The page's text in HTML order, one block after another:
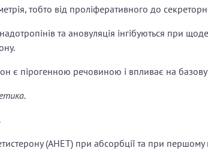
тобто від проліферативного до
та ановуляція інгібуються при
є пірогенною речовиною і впливає на базову
(АНЕТ) при абсорбції та при